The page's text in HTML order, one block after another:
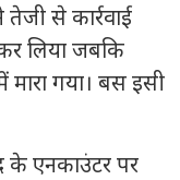
से कार्रवाई
लिया जबकि
गया। बस इसी
के एनकाउंटर पर